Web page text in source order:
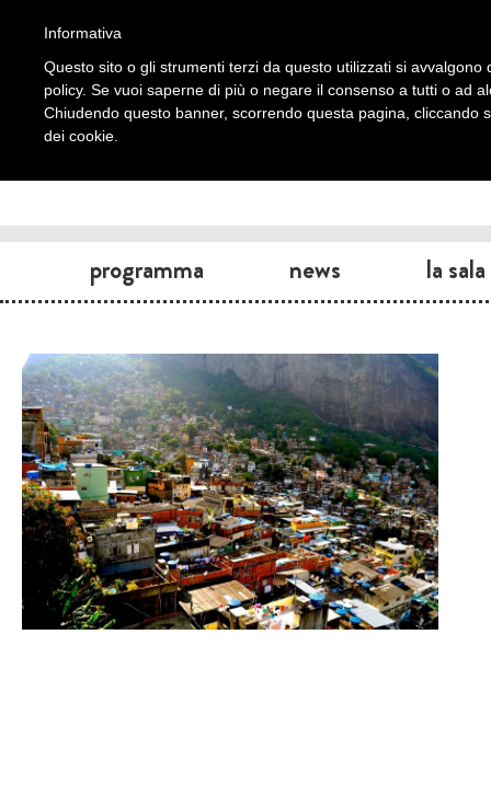
programma news la sala
Informativa
Questo sito o gli strumenti terzi da questo utilizzati si
policy. Se vuoi saperne di più o negare il consenso a tutti o ad
Chiudendo questo banner, scorrendo questa pagina, cliccando
dei cookie.